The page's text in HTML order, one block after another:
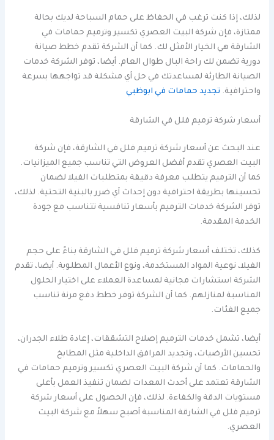
لذلك، إذا كنت ترغب في الحفاظ على حمام السباحة لديك بحالة
ممتازة، فإن شركة البيت العصري تكسير وترميم حمامات في
الشارقة هي الخيار الأمثل لك. كما أن الشركة تقدم خطط صيانة
دورية تضمن لك راحة البال طوال العام. أيضا، توفر الشركة خدمات
الصيانة الطارئة لمساعدتك في حل أي مشكلة قد تواجهها بسرعة
واحترافية. تجديد حمامات في ابوظبي
أسعار شركة ترميم فلل في الشارقة
عند البحث عن أسعار شركة ترميم فلل في الشارقة، فإن شركة
البيت العصري تقدم أفضل العروض التي تناسب جميع الميزانيات.
كما أن الترميم يتطلب معرفة دقيقة بمتطلبات الفيلا لضمان
تحسينها بطريقة احترافية دون إحداث أي ضرر بالبنية التحتية. لذلك،
توفر الشركة خدمات الترميم بأسعار تنافسية تتناسب مع جودة
الخدمة المقدمة.
كذلك، تختلف أسعار شركة ترميم فلل في الشارقة بناءً على حجم
الفيلا، نوعية المواد المستخدمة، ونوع الأعمال المطلوبة. أيضا، تقدم
الشركة استشارات مجانية لمساعدة العملاء على اختيار الحلول
المناسبة لمنازلهم. كما أن الشركة توفر خطط دفع مرنة تناسب
جميع الفئات.
أيضا، تشمل خدمات الترميم إصلاح التشققات، إعادة طلاء الجدران،
تحسين الأرضيات، وتجديد المرافق الداخلية مثل المطابخ
والحمامات. كما أن شركة البيت العصري تكسير وترميم حمامات في
الشارقة تعتمد على أحدث المعدات لضمان تنفيذ العمل بأعلى
مستويات الدقة والكفاءة. لذلك، فإن الحصول على أسعار شركة
ترميم فلل في الشارقة المناسبة أصبح سهلاً مع شركة البيت
العصري.